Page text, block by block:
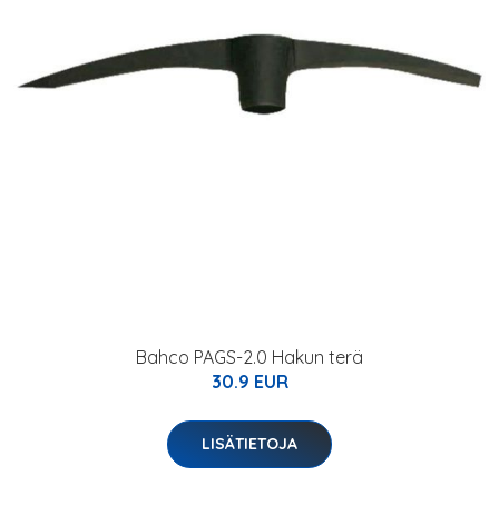
Bahco PAGS-2.0 Hakun terä
30.9 EUR
LISÄTIETOJA